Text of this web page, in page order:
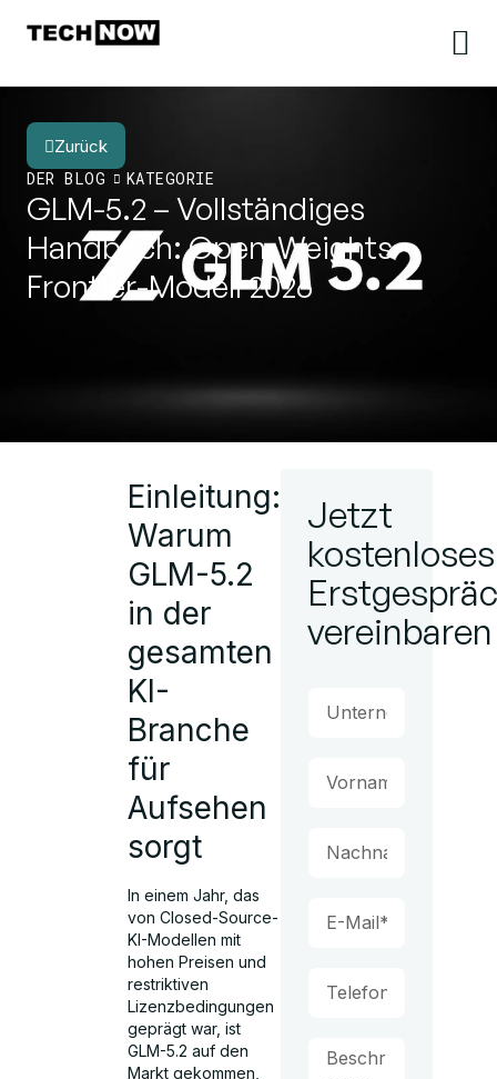
Zurück
DER BLOG
KATEGORIE
GLM-5.2 – Vollständiges
Handbuch: Open-Weights-
Frontier-Modell 2026
Einleitung:
Warum
GLM-5.2
in der
gesamten
KI-
Branche
für
Aufsehen
sorgt
In einem Jahr, das
von Closed-Source-
KI-Modellen mit
hohen Preisen und
restriktiven
Lizenzbedingungen
geprägt war, ist
GLM-5.2 auf den
Markt gekommen,
Jetzt
kostenloses
vereinbaren